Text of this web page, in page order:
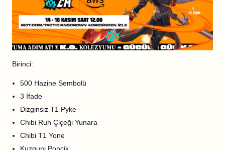
Birinci:
500 Hazine Sembolü
3 İfade
Dizginsiz T1 Pyke
Chibi Ruh Çiçeği Yunara
Chibi T1 Yone